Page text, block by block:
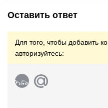
Оставить ответ
Для того, чтобы добавить
авторизуйтесь: